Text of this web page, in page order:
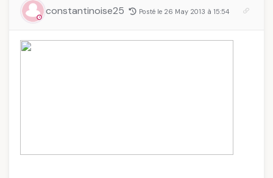
constantinoise25 Posté le 26 May 2013 à 15:54